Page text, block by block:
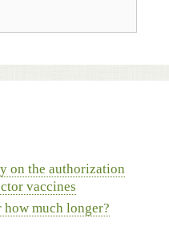
on the authorization
vaccines
much longer?